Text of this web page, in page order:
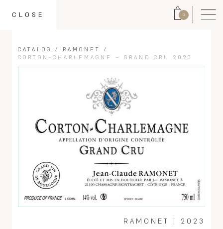
0
CLOSE
CATALOG / RAMONET
/
CORTON-CHARLEMAGNE – GRAND CRU 2023
2023
|
RAMONET